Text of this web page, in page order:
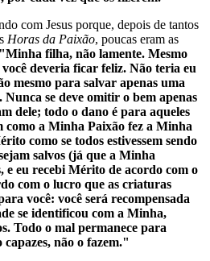
com Jesus porque, depois de tantos
Horas da Paixão, poucas eram as
"Minha filha, não lamente. Mesmo
você deveria ficar feliz. Não teria eu
mesmo para salvar apenas uma
Nunca se deve omitir o bem apenas
dele; todo o dano é para aqueles
como a Minha Paixão fez a Minha
como se todos estivessem sendo
salvos (já que a Minha
e eu recebi Mérito de acordo com o
com o lucro que as criaturas
você: você será recompensada
se identificou com a Minha,
Todo o mal permanece para
capazes, não o fazem."